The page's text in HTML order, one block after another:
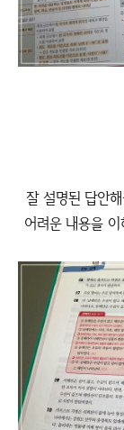
잘 설명된 답안
어려운 내용을